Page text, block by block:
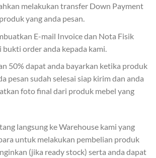
melakukan transfer Down Payment
yang anda pesan.
E-mail Invoice dan Nota Fisik
bukti order anda kepada kami.
50% dapat anda bayarkan ketika produk
pesan sudah selesai siap kirim dan anda
foto final dari produk mebel yang
langsung ke Warehouse kami yang
untuk melakukan pembelian produk
(jika ready stock) serta anda dapat